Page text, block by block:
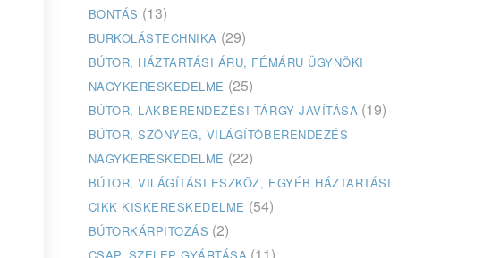
BONTÁS (13)
BURKOLÁSTECHNIKA (29)
BÚTOR, HÁZTARTÁSI ÁRU, FÉMÁRU ÜGYNÖKI
NAGYKERESKEDELME (25)
BÚTOR, LAKBERENDEZÉSI TÁRGY JAVÍTÁSA (19)
BÚTOR, SZŐNYEG, VILÁGÍTÓBERENDEZÉS
NAGYKERESKEDELME (22)
BÚTOR, VILÁGÍTÁSI ESZKÖZ, EGYÉB HÁZTARTÁSI
CIKK KISKERESKEDELME (54)
BÚTORKÁRPITOZÁS (2)